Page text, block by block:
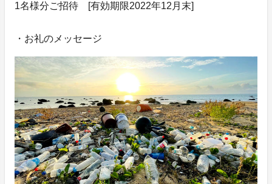
1名様分ご招待 [有効期限2022年12月末]
・お礼のメッセージ